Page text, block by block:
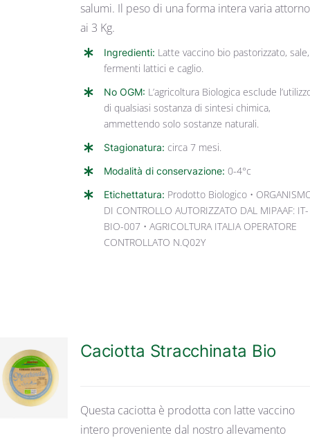
salumi. Il peso di una forma intera varia attorno
ai 3 Kg.
Ingredienti: Latte vaccino bio pastorizzato, sale,
fermenti lattici e caglio.
No OGM: L’agricoltura Biologica esclude
di qualsiasi sostanza di sintesi chimica,
ammettendo solo sostanze naturali.
Stagionatura: circa 7 mesi.
Modalità di conservazione: 0-4°c
Etichettatura: Prodotto Biologico •
DI CONTROLLO AUTORIZZATO DAL MIPAAF: IT-
BIO-007 • AGRICOLTURA ITALIA OPERATORE
CONTROLLATO N.Q02Y
DETTAGLI
Caciotta Stracchinata Bio
Questa caciotta è prodotta con latte vaccino
intero proveniente dal nostro allevamento